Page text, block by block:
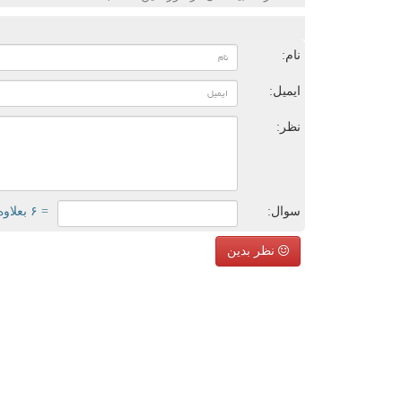
نام:
ایمیل:
نظر:
سوال: = ۶ بعلاوه ۳
نظر بدین